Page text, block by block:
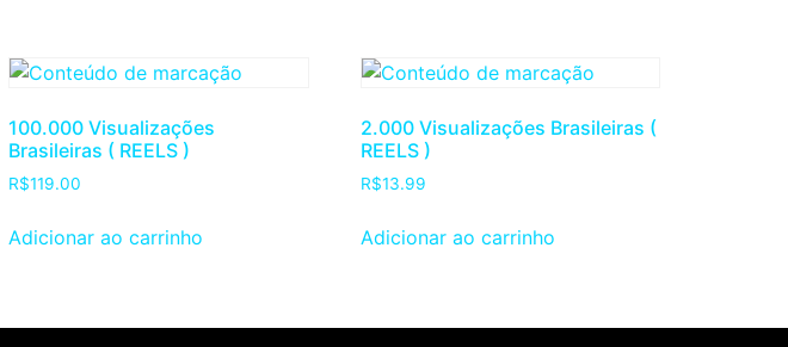
100.000 Visualizações
Brasileiras ( REELS )
R$119.00
Adicionar ao carrinho
2.000 Visualizações Brasileiras (
REELS )
R$13.99
Adicionar ao carrinho